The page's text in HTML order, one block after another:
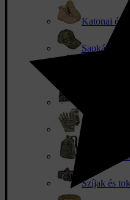
Katonai és
Sapkák,
Katonai
Szíjak és